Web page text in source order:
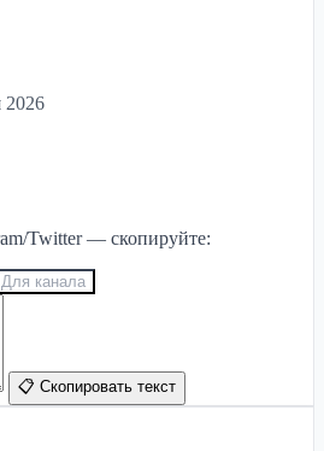
2026
Twitter — скопируйте:
Для канала
📋 Скопировать текст